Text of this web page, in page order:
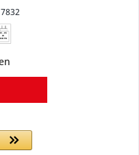
45 - 65
W
USB PD